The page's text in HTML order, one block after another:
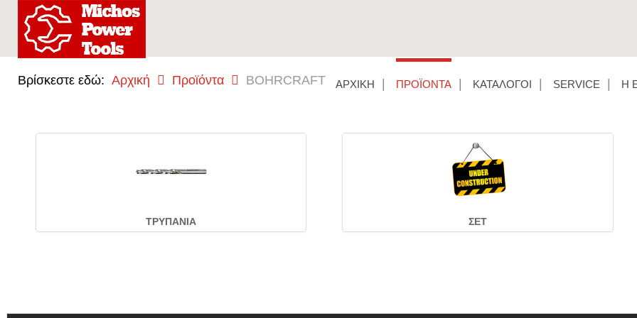
ΑΡΧΙΚΉ ΠΡΟΪΌΝΤΑ ΚΑΤΆΛΟΓΟΙ SERVICE Η
Βρίσκεστε εδώ: Αρχική Προϊόντα BOHRCRAFT
ΤΡΥΠΑΝΙΑ ΣΕΤ